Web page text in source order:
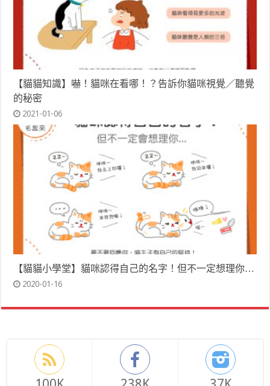
【貓貓知識】嚇！貓咪在看哪！？告訴你貓咪視覺／聽覺
的秘密
2021-01-06
【貓貓小學堂】貓咪認得自己的名字！但不一定想理你…
2020-01-16